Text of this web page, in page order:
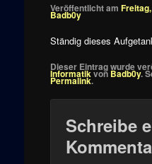
Veröffentlicht am
Badb0y
Ständig dieses
Dieser Eintrag wurde
Informatikvon Badb0y.
Permalink.
Schreibe